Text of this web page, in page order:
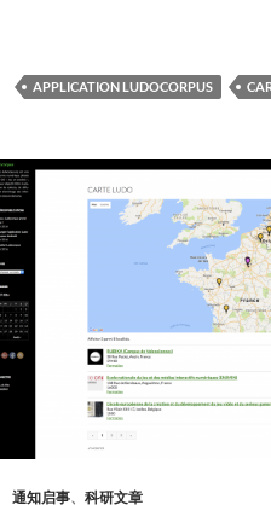
APPLICATION LUDOCORPUS
通知启事、 科研文章